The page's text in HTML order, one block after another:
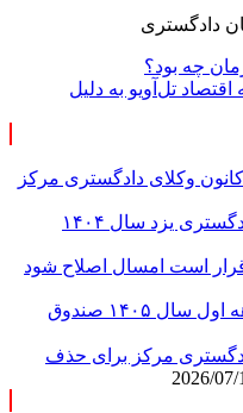
دادگستری
چه بود؟
تل‌آویو به دلیل
یزد سال ۱۴۰۴
است امسال اصلاح شود
تمدید مهلت پرداخت حق بیمه سه ماهه اول سال ۱۴۰۵ صندوق
مرکز برای حذف
2026/07/